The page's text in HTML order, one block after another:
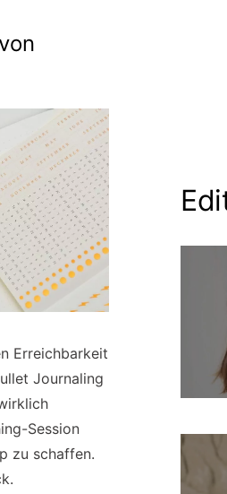
Erreichbarkeit
Journaling
Session
zu schaffen.